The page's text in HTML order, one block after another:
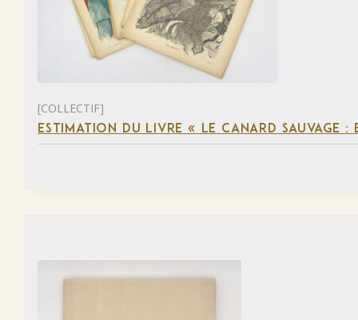
[COLLECTIF]
ESTIMATION DU LIVRE « LE CANARD SAUVAGE :